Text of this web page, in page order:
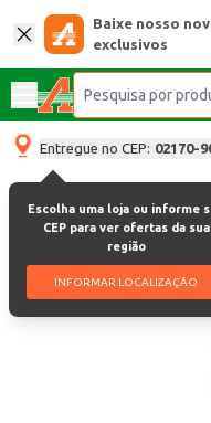
Baixe nosso
exclusivos
Entregue no CEP: 02170-
Escolha uma loja ou informe
CEP para ver ofertas da sua
região
INFORMAR LOCALIZAÇÃO